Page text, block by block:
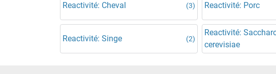
Reactivité: Cheval (3) Reactivité: Porc
Reactivité: Singe (2)
Reactivité:
cerevisiae